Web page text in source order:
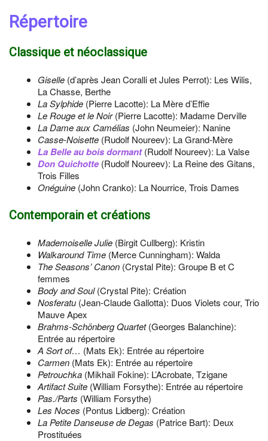
Répertoire
Classique et néoclassique
Giselle (d’après Jean Coralli et Jules Perrot): Les Wilis,
La Chasse, Berthe
La Sylphide (Pierre Lacotte): La Mère d’Effie
Le Rouge et le Noir(Pierre Lacotte): Madame Derville
La Dame aux Camélias (John Neumeier): Nanine
Casse-Noisette (Rudolf Noureev): La Grand-Mère
La Belle au bois dormant(Rudolf Noureev): La Valse
Don Quichotte(Rudolf Noureev): La Reine des Gitans,
Trois Filles
Onéguine (John Cranko): La Nourrice, Trois Dames
Contemporain et créations
Mademoiselle Julie (Birgit Cullberg): Kristin
Walkaround Time (Merce Cunningham): Walda
The Seasons’ Canon (Crystal Pite): Groupe B et C
femmes
Body and Soul(Crystal Pite): Création
Nosferatu (Jean-Claude Gallotta): Duos Violets cour, Trio
Mauve Apex
Brahms-Schönberg Quartet(Georges Balanchine):
Entrée au répertoire
A Sort of… (Mats Ek): Entrée au répertoire
Carmen (Mats Ek): Entrée au répertoire
Petrouchka (Mikhail Fokine): L’Acrobate, Tzigane
Artifact Suite (William Forsythe): Entrée au répertoire
Pas./Parts (William Forsythe)
Les Noces (Pontus Lidberg): Création
La Petite Danseuse de Degas (Patrice Bart): Deux
Prostituées